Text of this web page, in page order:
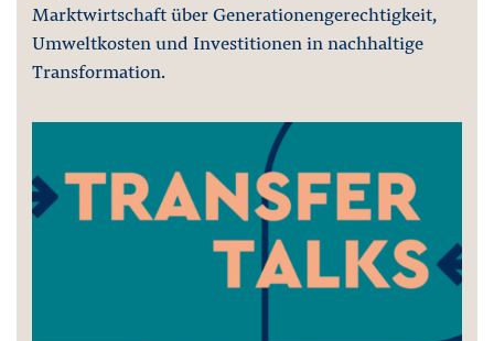
Marktwirtschaft über Generationengerechtigkeit,
Umweltkosten und Investitionen in nachhaltige
Transformation.